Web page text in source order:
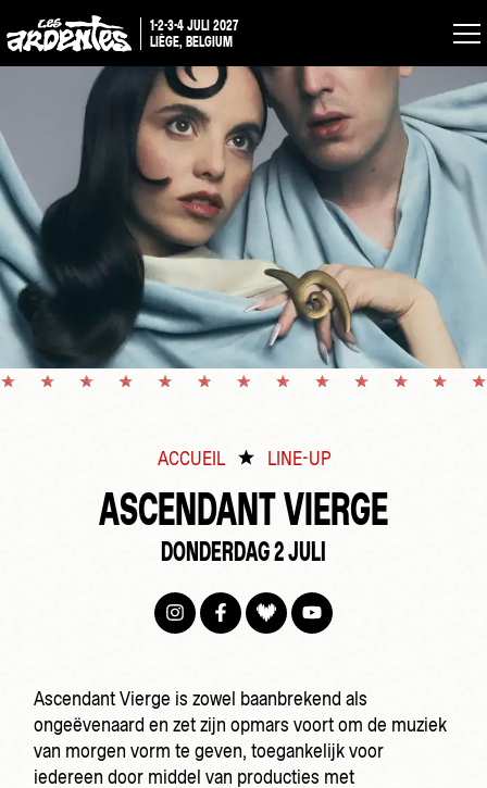
1-2-3-4 JULI 2027
LIÈGE, BELGIUM
ACCUEIL LINE-UP
ASCENDANT VIERGE
DONDERDAG 2 JULI
Ascendant Vierge is zowel baanbrekend als
ongeëvenaard en zet zijn opmars voort om de muziek
van morgen vorm te geven, toegankelijk voor
iedereen door middel van producties met